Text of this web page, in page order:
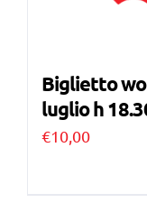
Biglietto
luglio h
€10,00